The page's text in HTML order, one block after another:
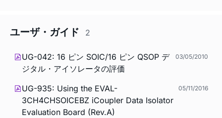
ユーザ・ガイド 2
UG-042: 16 ピン SOIC/16 ピン QSOP デ
ジタル・アイソレータの評価
03/05/2010
UG-935: Using the EVAL-
3CH4CHSOICEBZ iCoupler Data Isolator
Evaluation Board (Rev.A)
05/11/2016